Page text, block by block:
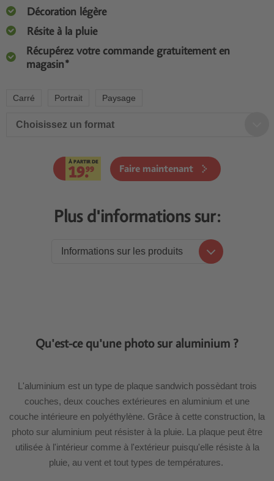
Décoration légère
Résite à la pluie
Récupérez votre commande gratuitement en
magasin*
Carré Portrait Paysage
Choisissez un format
À PARTIR DE
19.99 Faire maintenant
Plus d'informations sur:
Informations sur les produits
Qu'est-ce qu'une photo sur aluminium ?
L'aluminium est un type de plaque sandwich possèdant trois
couches, deux couches extérieures en aluminium et une
couche intérieure en polyéthylène. Grâce à cette construction, la
photo sur aluminium peut résister à la pluie. La plaque peut être
utilisée à l'intérieur comme à l'extérieur puisqu'elle résiste à la
pluie, au vent et tout types de températures.